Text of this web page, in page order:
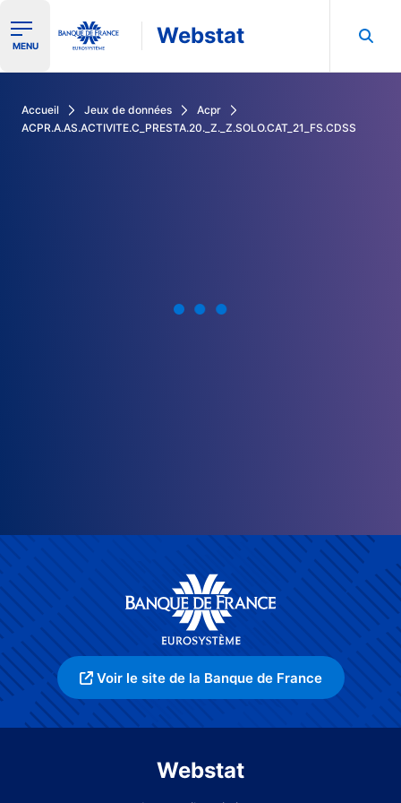
Ouvrir le menu de navigation
MENU Webstat
Accueil Jeux de données
Acpr
ACPR.A.AS.ACTIVITE.C_PRESTA.20._Z._Z.SOLO.CAT_21_FS.CDSS
Voir le site de la Banque de France
Webstat